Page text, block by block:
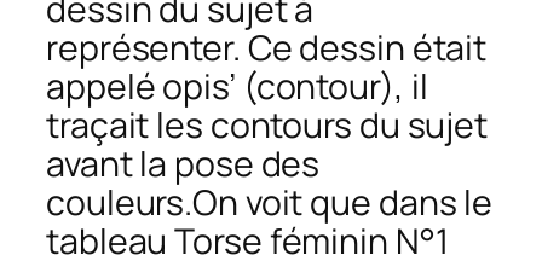
représenter. Ce dessin était
appeléopis’ (contour), il
traçait les contours du sujet
avant la pose des
couleurs.On voit que dans le
tableauTorse féminin N°1